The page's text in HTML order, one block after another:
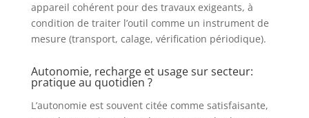
appareil cohérent pour des travaux exigeants, à
condition de traiter l’outil comme un instrument de
mesure (transport, calage, vérification périodique).
Autonomie, recharge et usage sur secteur:
pratique au quotidien ?
L’autonomie est souvent citée comme satisfaisante,